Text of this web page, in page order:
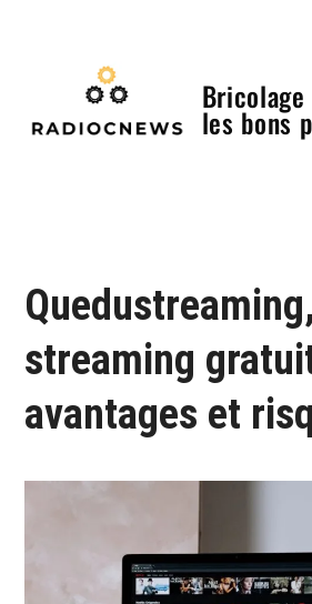
les bons
streaming
avantages et